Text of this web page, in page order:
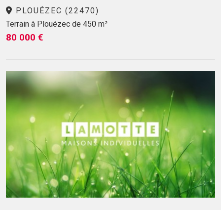
PLOUÉZEC (22470)
Terrain à Plouézec de 450 m²
80 000 €